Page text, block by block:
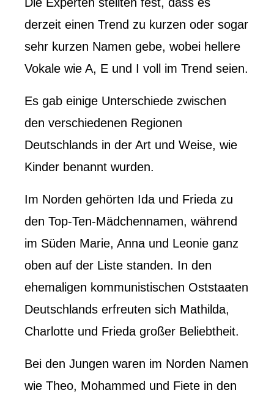
derzeit einen Trend zu kurzen oder sogar
sehr kurzen Namen gebe, wobei hellere
Vokale wie A, E und I voll im Trend seien.
Es gab einige Unterschiede zwischen
den verschiedenen Regionen
Deutschlands in der Art und Weise, wie
Kinder benannt wurden.
Im Norden gehörten Ida und Frieda zu
den Top-Ten-Mädchennamen, während
im Süden Marie, Anna und Leonie ganz
oben auf der Liste standen. In den
ehemaligen kommunistischen Oststaaten
Deutschlands erfreuten sich Mathilda,
Charlotte und Frieda großer Beliebtheit.
Bei den Jungen waren im Norden Namen
wie Theo, Mohammed und Fiete in den